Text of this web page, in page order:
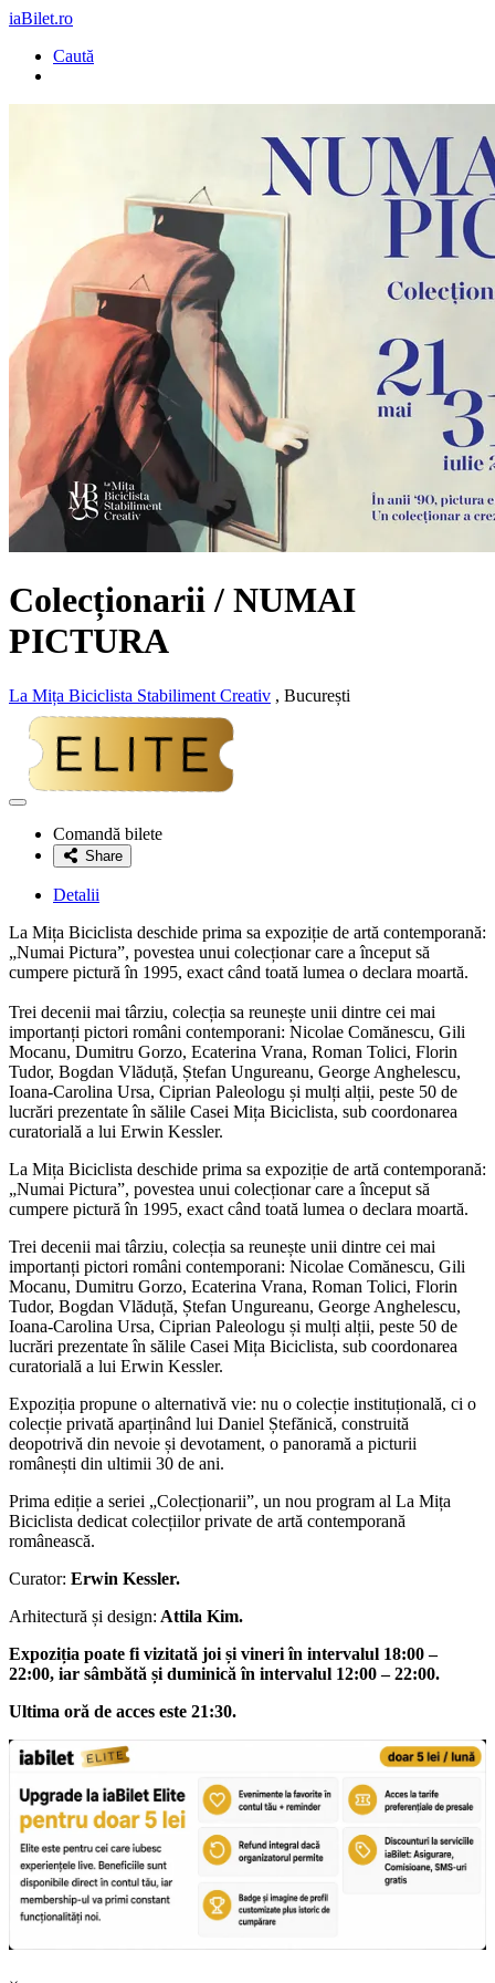
iaBilet.ro
Caută
Colecționarii / NUMAI
PICTURA
La Mița Biciclista Stabiliment Creativ , București
Adaugă
favoriteComandă bilete
Share
Detalii
La Mița Biciclista deschide prima sa expoziție de artă contemporană:
„Numai Pictura”, povestea unui colecționar care a început să
cumpere pictură în 1995, exact când toată lumea o declara moartă.
Trei decenii mai târziu, colecția sa reunește unii dintre cei mai
importanți pictori români contemporani: Nicolae Comănescu, Gili
Mocanu, Dumitru Gorzo, Ecaterina Vrana, Roman Tolici, Florin
Tudor, Bogdan Vlăduță, Ștefan Ungureanu, George Anghelescu,
Ioana-Carolina Ursa, Ciprian Paleologu și mulți alții, peste 50 de
lucrări prezentate în sălile Casei Mița Biciclista, sub coordonarea
curatorială a lui Erwin Kessler.
La Mița Biciclista deschide prima sa expoziție de artă contemporană:
„Numai Pictura”, povestea unui colecționar care a început să
cumpere pictură în 1995, exact când toată lumea o declara moartă.
Trei decenii mai târziu, colecția sa reunește unii dintre cei mai
importanți pictori români contemporani: Nicolae Comănescu, Gili
Mocanu, Dumitru Gorzo, Ecaterina Vrana, Roman Tolici, Florin
Tudor, Bogdan Vlăduță, Ștefan Ungureanu, George Anghelescu,
Ioana-Carolina Ursa, Ciprian Paleologu și mulți alții, peste 50 de
lucrări prezentate în sălile Casei Mița Biciclista, sub coordonarea
curatorială a lui Erwin Kessler.
Expoziția propune o alternativă vie: nu o colecție instituțională, ci o
colecție privată aparținând lui Daniel Ștefănică, construită
deopotrivă din nevoie și devotament, o panoramă a picturii
românești din ultimii 30 de ani.
Prima ediție a seriei „Colecționarii”, un nou program al La Mița
Biciclista dedicat colecțiilor private de artă contemporană
românească.
Curator: Erwin Kessler.
Arhitectură și design: Attila Kim.
Expoziția poate fi vizitată joi și vineri în intervalul 18:00 –
22:00, iar sâmbătă și duminică în intervalul 12:00 – 22:00.
Ultima oră de acces este 21:30.